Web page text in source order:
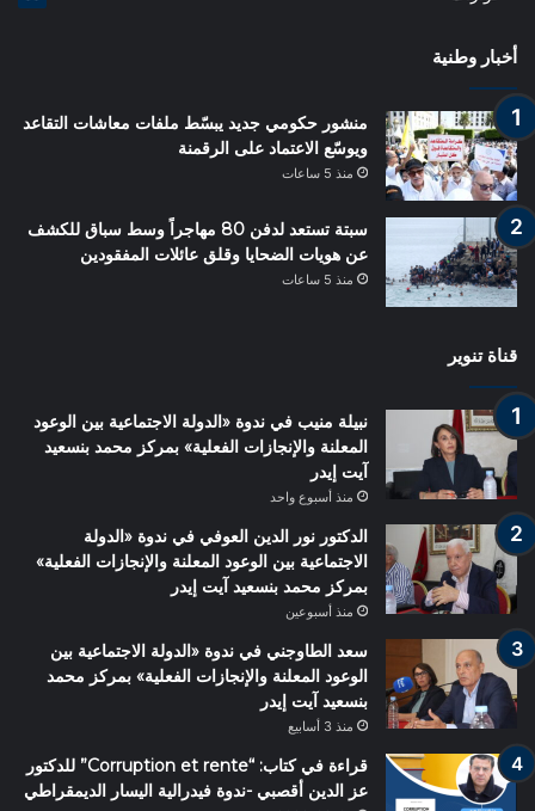
أخبار وطنية
منشور حكومي جديد يبسّط ملفات معاشات التقاعد
ويوسّع الاعتماد على الرقمنة
منذ 5 ساعات
سبتة تستعد لدفن 80 مهاجراً وسط سباق للكشف
عن هويات الضحايا وقلق عائلات المفقودين
منذ 5 ساعات
قناة تنوير
نبيلة منيب في ندوة «الدولة الاجتماعية بين الوعود
المعلنة والإنجازات الفعلية» بمركز محمد بنسعيد
آيت إيدر
منذ أسبوع واحد
الدكتور نور الدين العوفي في ندوة «الدولة
الاجتماعية بين الوعود المعلنة والإنجازات الفعلية»
بمركز محمد بنسعيد آيت إيدر
منذ أسبوعين
سعد الطاوجني في ندوة «الدولة الاجتماعية بين
الوعود المعلنة والإنجازات الفعلية» بمركز محمد
بنسعيد آيت إيدر
منذ 3 أسابيع
قراءة في كتاب: “Corruption et rente” للدكتور
عز الدين أقصبي -ندوة فيدرالية اليسار الديمقراطي